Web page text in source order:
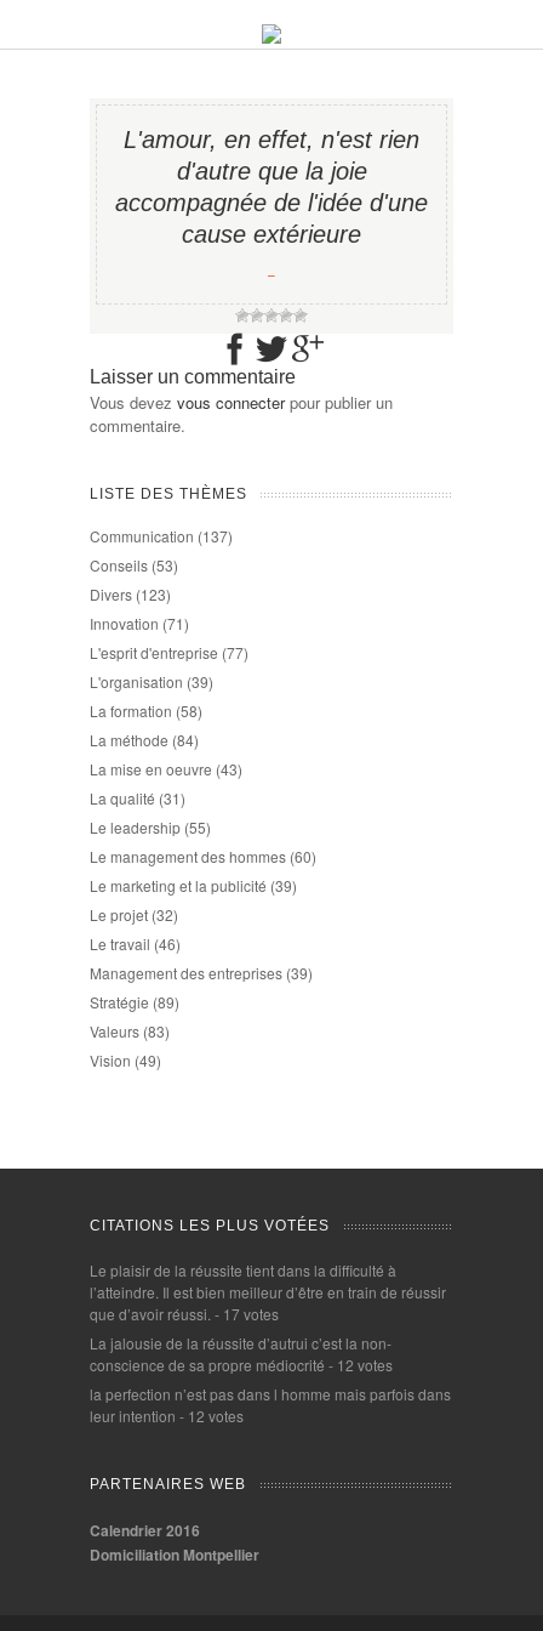
L'amour, en effet, n'est rien
d'autre que la joie
accompagnée de l'idée d'une
cause extérieure
−
Laisser un commentaire
Vous devez vous connecterpour publier un
commentaire.
LISTE DES THÈMES
Communication (137)
Conseils (53)
Divers (123)
Innovation (71)
L'esprit d'entreprise (77)
L'organisation (39)
La formation (58)
La méthode (84)
La mise en oeuvre (43)
La qualité (31)
Le leadership (55)
Le management des hommes (60)
Le marketing et la publicité (39)
Le projet (32)
Le travail (46)
Management des entreprises (39)
Stratégie (89)
Valeurs (83)
Vision (49)
CITATIONS LES PLUS VOTÉES
Le plaisir de la réussite tient dans la difficulté à
l’atteindre. Il est bien meilleur d’être en train de réussir
que d’avoir réussi. - 17 votes
La jalousie de la réussite d’autrui c’est la non-
conscience de sa propre médiocrité - 12 votes
la perfection n’est pas dans l homme mais parfois dans
leur intention - 12 votes
PARTENAIRES WEB
Calendrier 2016
Domiciliation Montpellier